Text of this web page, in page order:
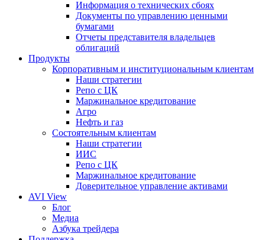
Информация о технических сбоях
Документы по управлению ценными
бумагами
Отчеты представителя владельцев
облигаций
Продукты
Корпоративным и институциональным клиентам
Наши стратегии
Репо с ЦК
Маржинальное кредитование
Агро
Нефть и газ
Состоятельным клиентам
Наши стратегии
ИИС
Репо с ЦК
Маржинальное кредитование
Доверительное управление активами
AVI View
Блог
Медиа
Азбука трейдера